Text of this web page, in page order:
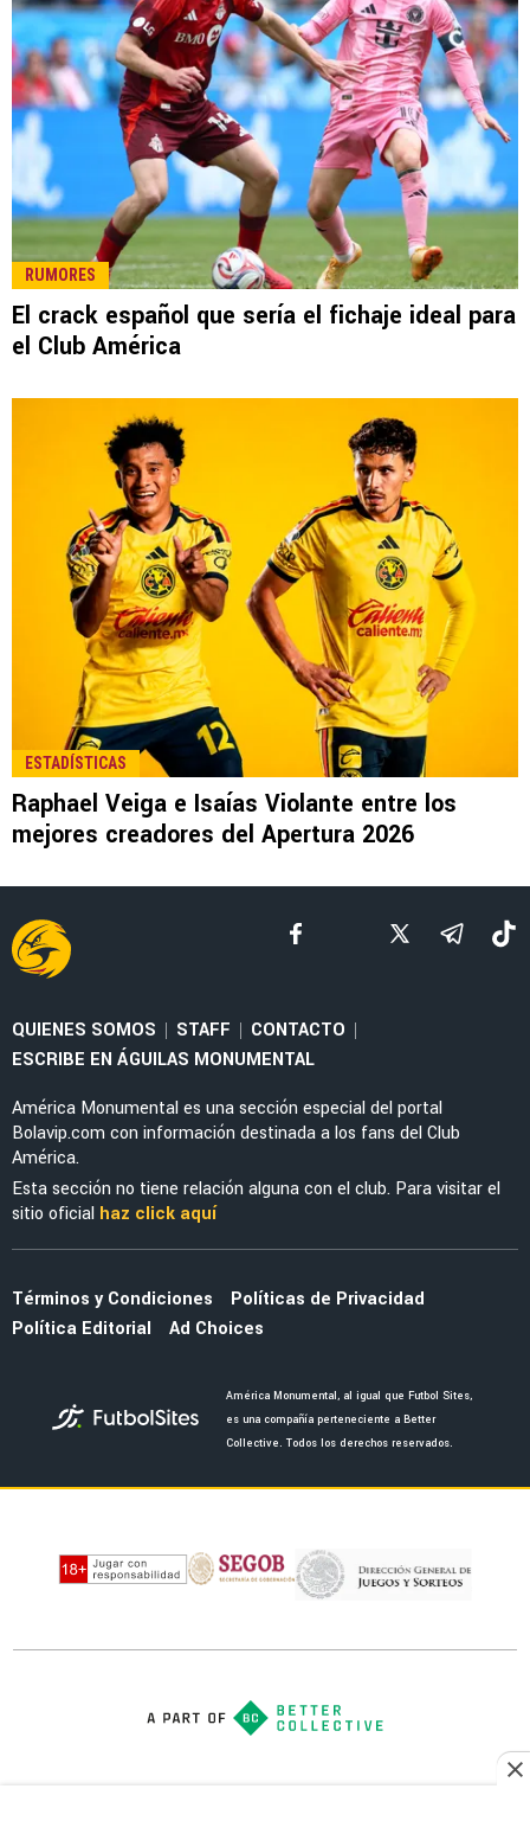
LEE TAMBIÉN
NOTICIAS
La alineación del América de Guillermo
Almada con el refuerzo Óscar Perea
NOTICIAS
América por el 110 aniversario